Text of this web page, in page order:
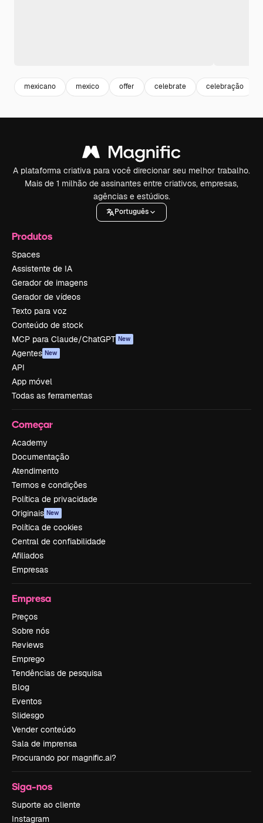
mexicano mexico offer celebrate celebração
A plataforma criativa para você direcionar seu melhor trabalho.
Mais de 1 milhão de assinantes entre criativos, empresas,
agências e estúdios.
Português
Produtos
Spaces
Assistente de IA
Gerador de imagens
Gerador de vídeos
Texto para voz
Conteúdo de stock
MCP para Claude/ChatGPT New
Agentes New
API
App móvel
Todas as ferramentas
Começar
Academy
Documentação
Atendimento
Termos e condições
Política de privacidade
Originais New
Política de cookies
Central de confiabilidade
Afiliados
Empresas
Empresa
Preços
Sobre nós
Reviews
Emprego
Tendências de pesquisa
Blog
Eventos
Slidesgo
Vender conteúdo
Sala de imprensa
Procurando por magnific.ai?
Siga-nos
Suporte ao cliente
Instagram